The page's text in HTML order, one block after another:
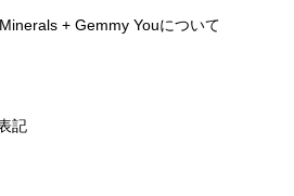
+ Gemmy Youについて
記